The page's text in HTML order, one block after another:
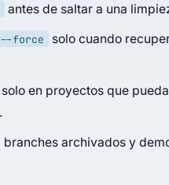
antes de saltar a una
--force
solo cuando
solo en proyectos que
branches archivados y